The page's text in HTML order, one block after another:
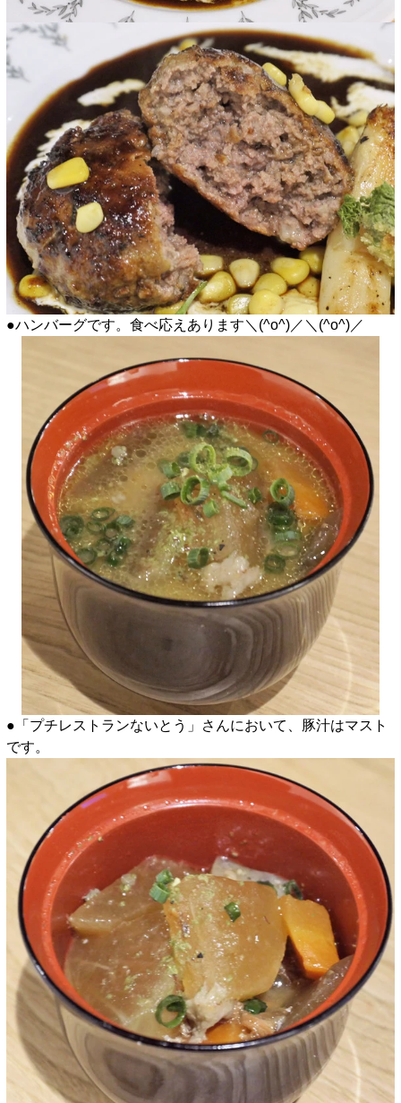
●ハンバーグです。食べ応えあります＼(^o^)／＼(^o^)／
●「プチレストランないとう」さんにおいて、豚汁はマスト
です。